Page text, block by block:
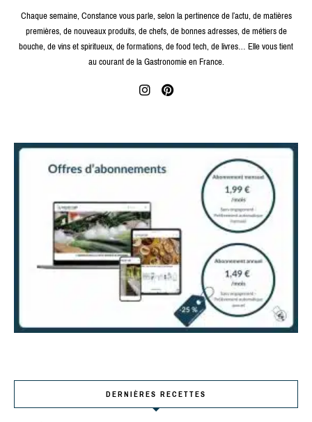
Chaque semaine, Constance vous parle, selon la pertinence de l’actu, de matières
premières, de nouveaux produits, de chefs, de bonnes adresses, de métiers de
bouche, de vins et spiritueux, de formations, de food tech, de livres… Elle vous tient
au courant de la Gastronomie en France.
DERNIÈRES RECETTES